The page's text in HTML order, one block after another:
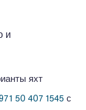
и
яхт
50 407 1545 с